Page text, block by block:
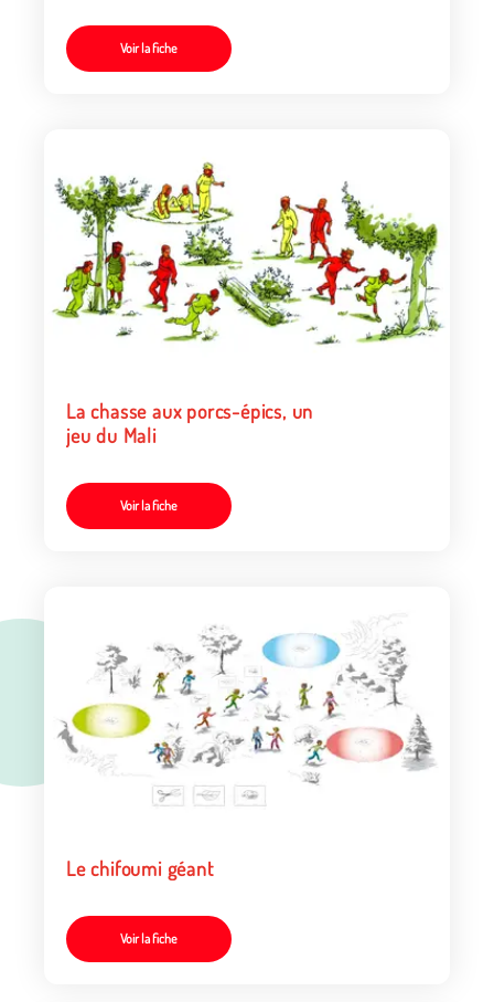
Voir la fiche
La chasse aux porcs-épics, un
jeu du Mali
Voir la fiche
Le chifoumi géant
Voir la fiche